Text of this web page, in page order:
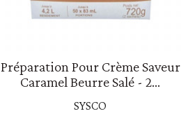
Préparation Pour Crème Saveur
Caramel Beurre Salé - 2...
SYSCO